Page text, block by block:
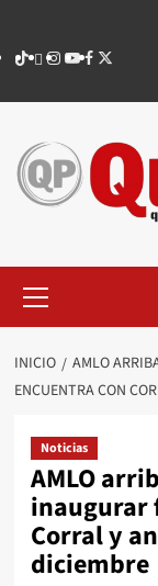
contenido
TikTok
threads
Instagram
Youtube
Facebook
X
principal
INICIO
AMLO
ENCUENTRA CON
Noticias
AMLO
inaugurar
Corral y
diciembre